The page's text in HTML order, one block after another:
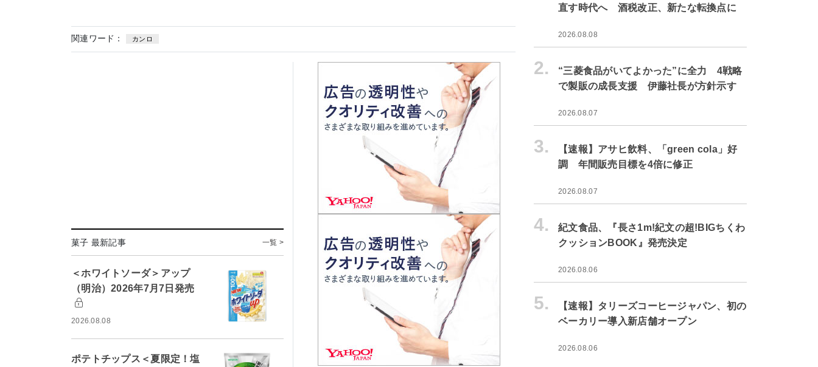
関連ワード： カンロ
菓子 最新記事 一覧 >
＜ホワイトソーダ＞アップ
（明治）2026年7月7日発売
2026.08.08
ポテトチップス＜夏限定！塩
直す時代へ 酒税改正、新たな転換点に
2026.08.08
2.
“三菱食品がいてよかった”に全力 4戦略
で製販の成長支援 伊藤社長が方針示す
2026.08.07
3.
【速報】アサヒ飲料、「green cola」好
調 年間販売目標を4倍に修正
2026.08.07
4.
紀文食品、『長さ1m!紀文の超!BIGちくわ
クッションBOOK』発売決定
2026.08.06
5.
【速報】タリーズコーヒージャパン、初の
ベーカリー導入新店舗オープン
2026.08.06